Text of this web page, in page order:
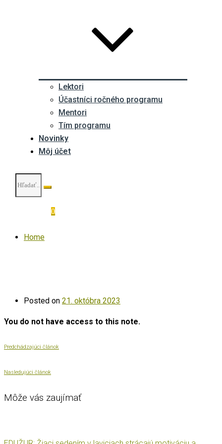
Lektori
Účastníci ročného programu
Mentori
Tím programu
Novinky
Môj účet
0
Home
Posted on 21. októbra 2023
You do not have access to this note.
Predchádzajúci článok
Nasledujúci článok
Môže vás zaujímať